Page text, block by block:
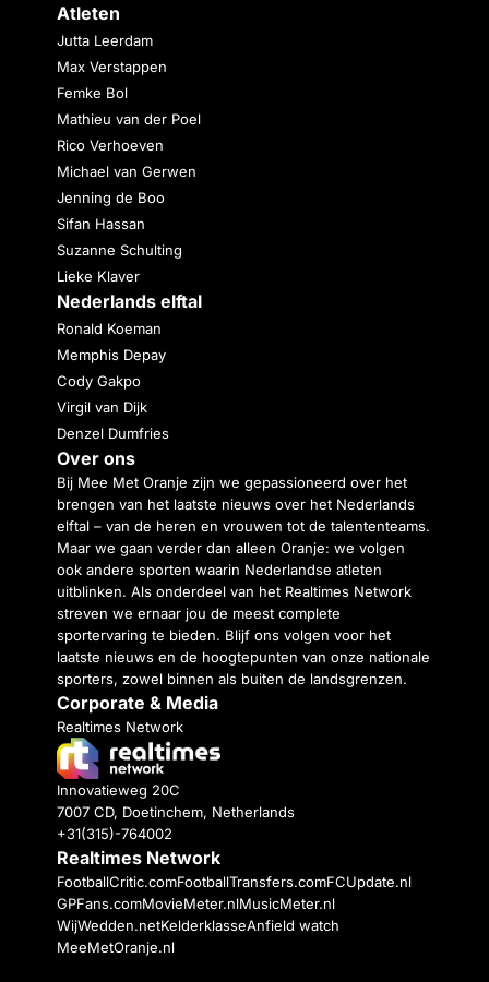
Atleten
Jutta Leerdam
Max Verstappen
Femke Bol
Mathieu van der Poel
Rico Verhoeven
Michael van Gerwen
Jenning de Boo
Sifan Hassan
Suzanne Schulting
Lieke Klaver
Nederlands elftal
Ronald Koeman
Memphis Depay
Cody Gakpo
Virgil van Dijk
Denzel Dumfries
Over ons
Bij Mee Met Oranje zijn we gepassioneerd over het
brengen van het laatste nieuws over het Nederlands
elftal – van de heren en vrouwen tot de talententeams.
Maar we gaan verder dan alleen Oranje: we volgen
ook andere sporten waarin Nederlandse atleten
uitblinken. Als onderdeel van het Realtimes Network
streven we ernaar jou de meest complete
sportervaring te bieden. Blijf ons volgen voor het
laatste nieuws en de hoogtepunten van onze nationale
sporters, zowel binnen als buiten de landsgrenzen.
Corporate & Media
Realtimes Network
Innovatieweg 20C
7007 CD, Doetinchem, Netherlands
+31(315)-764002
Realtimes Network
FootballCritic.comFootballTransfers.comFCUpdate.nl
GPFans.comMovieMeter.nlMusicMeter.nl
WijWedden.netKelderklasseAnfield watch
MeeMetOranje.nl